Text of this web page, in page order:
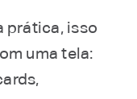
prática, isso
uma tela: